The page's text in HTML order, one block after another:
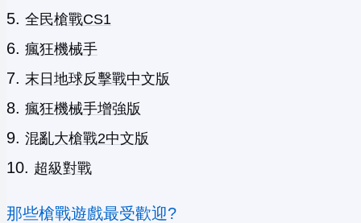
全民槍戰CS1
瘋狂機械手
末日地球反擊戰中文版
瘋狂機械手增強版
混亂大槍戰2中文版
超級對戰
那些槍戰遊戲最受歡迎?